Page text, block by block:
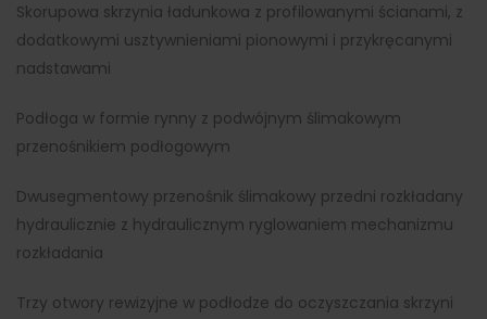
Skorupowa skrzynia ładunkowa z profilowanymi ścianami, z
dodatkowymi usztywnieniami pionowymi i przykręcanymi
nadstawami
Podłoga w formie rynny z podwójnym ślimakowym
przenośnikiem podłogowym
Dwusegmentowy przenośnik ślimakowy przedni rozkładany
hydraulicznie z hydraulicznym ryglowaniem mechanizmu
rozkładania
Trzy otwory rewizyjne w podłodze do oczyszczania skrzyni